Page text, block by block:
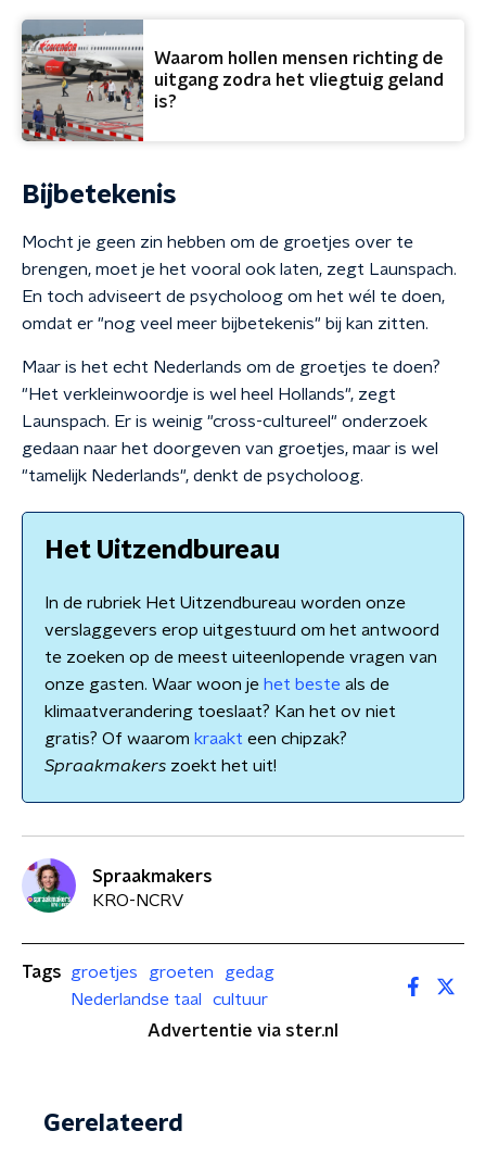
Waarom hollen mensen richting de
uitgang zodra het vliegtuig geland
is?
Bijbetekenis
Mocht je geen zin hebben om de groetjes over te
brengen, moet je het vooral ook laten, zegt Launspach.
En toch adviseert de psycholoog om het wél te doen,
omdat er "nog veel meer bijbetekenis" bij kan zitten.
Maar is het echt Nederlands om de groetjes te doen?
"Het verkleinwoordje is wel heel Hollands", zegt
Launspach. Er is weinig "cross-cultureel" onderzoek
gedaan naar het doorgeven van groetjes, maar is wel
"tamelijk Nederlands", denkt de psycholoog.
Het Uitzendbureau
In de rubriek Het Uitzendbureau worden onze
verslaggevers erop uitgestuurd om het antwoord
te zoeken op de meest uiteenlopende vragen van
onze gasten. Waar woon je het beste als de
klimaatverandering toeslaat? Kan het ov niet
gratis? Of waarom kraakt een chipzak?
Spraakmakers zoekt het uit!
Spraakmakers
KRO-NCRV
Tags groetjes groeten
gedag
Nederlandse taal
cultuur
Advertentie via ster.nl
Gerelateerd